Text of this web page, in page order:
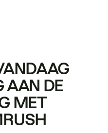
AAN DE
MET